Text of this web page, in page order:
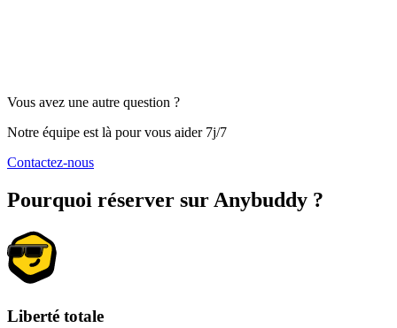
Vous avez une autre question ?
Notre équipe est là pour vous aider 7j/7
Contactez-nous
Pourquoi réserver sur Anybuddy ?
Liberté totale